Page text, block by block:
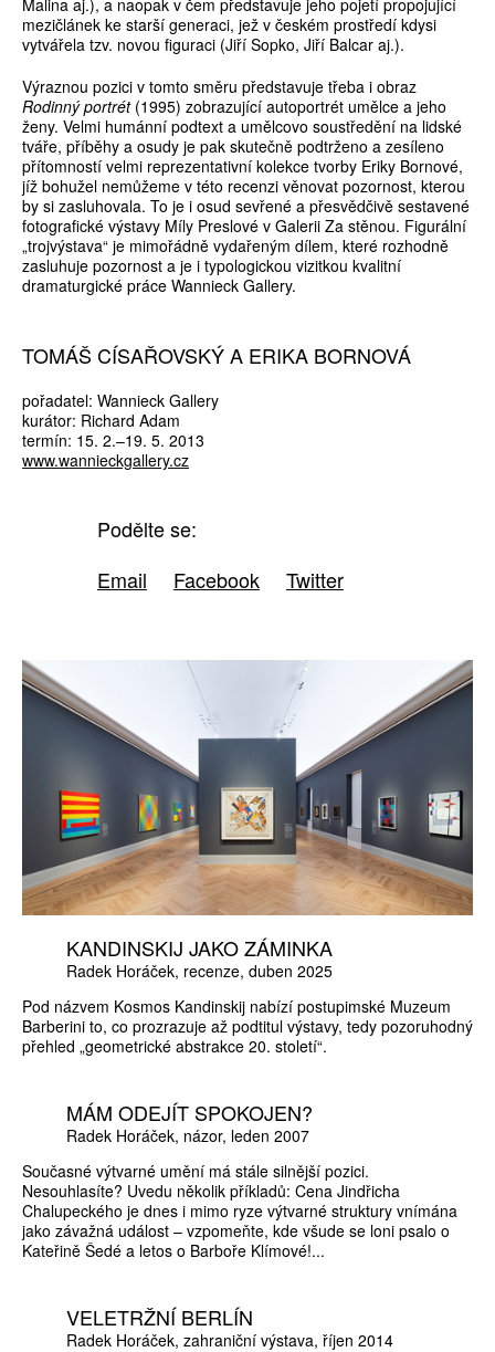
Malina aj.), a naopak v čem představuje jeho pojetí propojující
mezičlánek ke starší generaci, jež v českém prostředí kdysi
vytvářela tzv. novou figuraci (Jiří Sopko, Jiří Balcar aj.).
Výraznou pozici v tomto směru představuje třeba i obraz
Rodinný portrét(1995) zobrazující autoportrét umělce a jeho
ženy. Velmi humánní podtext a umělcovo soustředění na lidské
tváře, příběhy a osudy je pak skutečně podtrženo a zesíleno
přítomností velmi reprezentativní kolekce tvorby Eriky Bornové,
jíž bohužel nemůžeme v této recenzi věnovat pozornost, kterou
by si zasluhovala. To je i osud sevřené a přesvědčivě sestavené
fotografické výstavy Míly Preslové v Galerii Za stěnou. Figurální
„trojvýstava“ je mimořádně vydařeným dílem, které rozhodně
zasluhuje pozornost a je i typologickou vizitkou kvalitní
dramaturgické práce Wannieck Gallery.
TOMÁŠ CÍSAŘOVSKÝ A ERIKA BORNOVÁ
pořadatel: Wannieck Gallery
kurátor: Richard Adam
termín: 15. 2.–19. 5. 2013
www.wannieckgallery.cz
Podělte se:
Email
Facebook Twitter
KANDINSKIJ JAKO ZÁMINKA
Radek Horáček recenze duben 2025
Pod názvem Kosmos Kandinskij nabízí postupimské Muzeum
Barberini to, co prozrazuje až podtitul výstavy, tedy pozoruhodný
přehled „geometrické abstrakce 20. století“.
MÁM ODEJÍT SPOKOJEN?
Radek Horáček názor leden 2007
Současné výtvarné umění má stále silnější pozici.
Nesouhlasíte? Uvedu několik příkladů: Cena Jindřicha
Chalupeckého je dnes i mimo ryze výtvarné struktury vnímána
jako závažná událost – vzpomeňte, kde všude se loni psalo o
Kateřině Šedé a letos o Barboře Klímové!...
VELETRŽNÍ BERLÍN
Radek Horáček zahraniční výstava říjen 2014